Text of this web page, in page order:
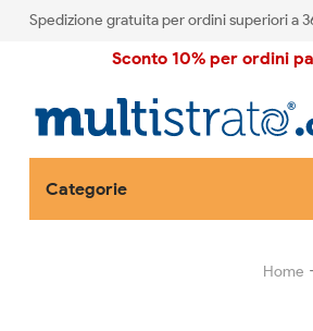
Spedizione gratuita per ordini superiori a
Sconto 10% per ordini
Categorie
Home